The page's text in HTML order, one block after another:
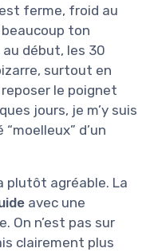
ferme, froid au
ton
début, les 30
surtout en
le poignet
jours, je m’y suis
d’un
plutôt agréable. La
avec une
On n’est pas sur
clairement plus